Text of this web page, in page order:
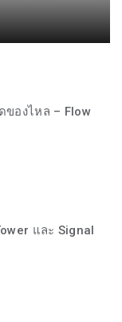
ของไหล – Flow
และ Signal